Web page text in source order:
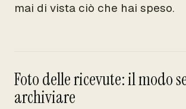
mai di vista ciò che hai speso.
Foto delle ricevute: il modo
archiviare